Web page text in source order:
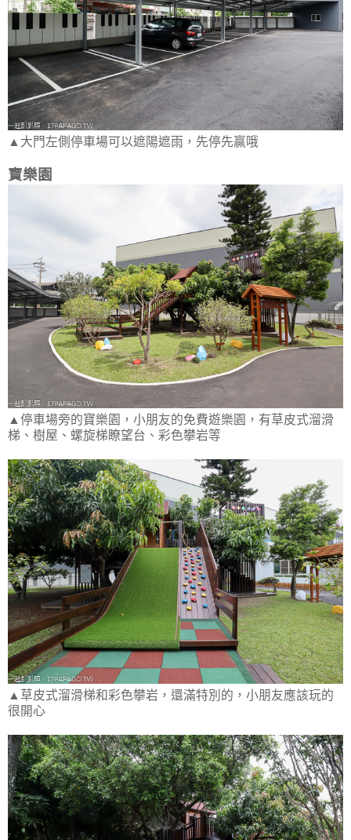
▲大門左側停車場可以遮陽遮雨，先停先贏哦
寶樂園
▲停車場旁的寶樂園，小朋友的免費遊樂園，有草皮式溜滑
梯、樹屋、螺旋梯瞭望台、彩色攀岩等
▲草皮式溜滑梯和彩色攀岩，還滿特別的，小朋友應該玩的
很開心